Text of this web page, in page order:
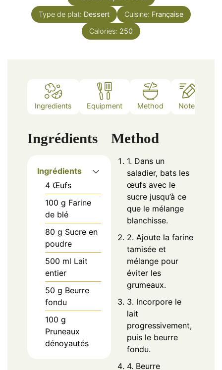
Type de plat: Dessert Cuisine: Française
Calories: 250
Ingredients Equipment Method Notes
Ingrédients
Ingrédients
4 Œufs
100 g Farine
de blé
80 g Sucre en
poudre
500 ml Lait
entier
50 g Beurre
fondu
100 g
Pruneaux
dénoyautés
Method
1. Dans un
saladier, bats les
œufs avec le
sucre jusqu’à ce
que le mélange
blanchisse.
2. Ajoute la farine
tamisée et
mélange pour
éviter les
grumeaux.
3. Incorpore le
lait
progressivement,
puis le beurre
fondu.
4. Beurre